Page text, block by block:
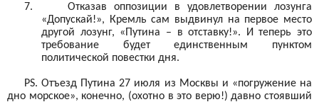
7.
Отказав оппозиции в удовлетворении лозунга
«Допускай!», Кремль сам выдвинул на первое место
другой лозунг, «Путина – в отставку!». И теперь это
требование будет единственным пунктом
политической повестки дня.
PS. Отъезд Путина 27 июля из Москвы и «погружение на
дно морское», конечно, (охотно в это верю!) давно стоявший